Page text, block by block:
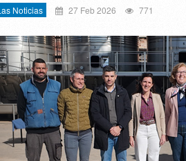
Noticias 27 Feb 2026 771